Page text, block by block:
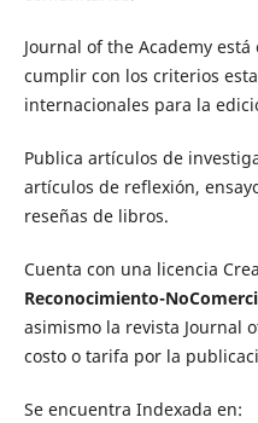
Journal of the Academy
cumplir con los criterios
internacionales para la
Publica artículos de
artículos de reflexión,
reseñas de libros.
Cuenta con una licencia
Reconocimiento-
asimismo la revista Journal
costo o tarifa por la
Se encuentra Indexada en: